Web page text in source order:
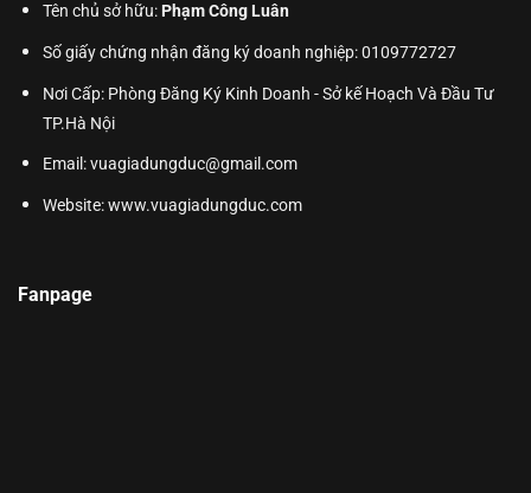
Tên chủ sở hữu:Phạm Công Luân
Số giấy chứng nhận đăng ký doanh nghiệp: 0109772727
Nơi Cấp: Phòng Đăng Ký Kinh Doanh - Sở kế Hoạch Và Đầu Tư
TP.Hà Nội
Email: vuagiadungduc@gmail.com
Website:www.vuagiadungduc.com
Fanpage